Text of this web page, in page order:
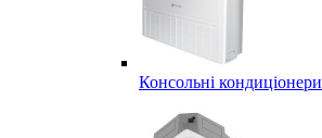
Консольні кондиціонери